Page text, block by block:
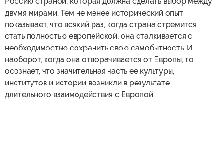
двумя мирами. Тем не менее исторический опыт
показывает, что всякий раз, когда страна стремится
стать полностью европейской, она сталкивается с
необходимостью сохранить свою самобытность. И
наоборот, когда она отворачивается от Европы, то
осознает, что значительная часть ее культуры,
институтов и истории возникли в результате
длительного взаимодействия с Европой.